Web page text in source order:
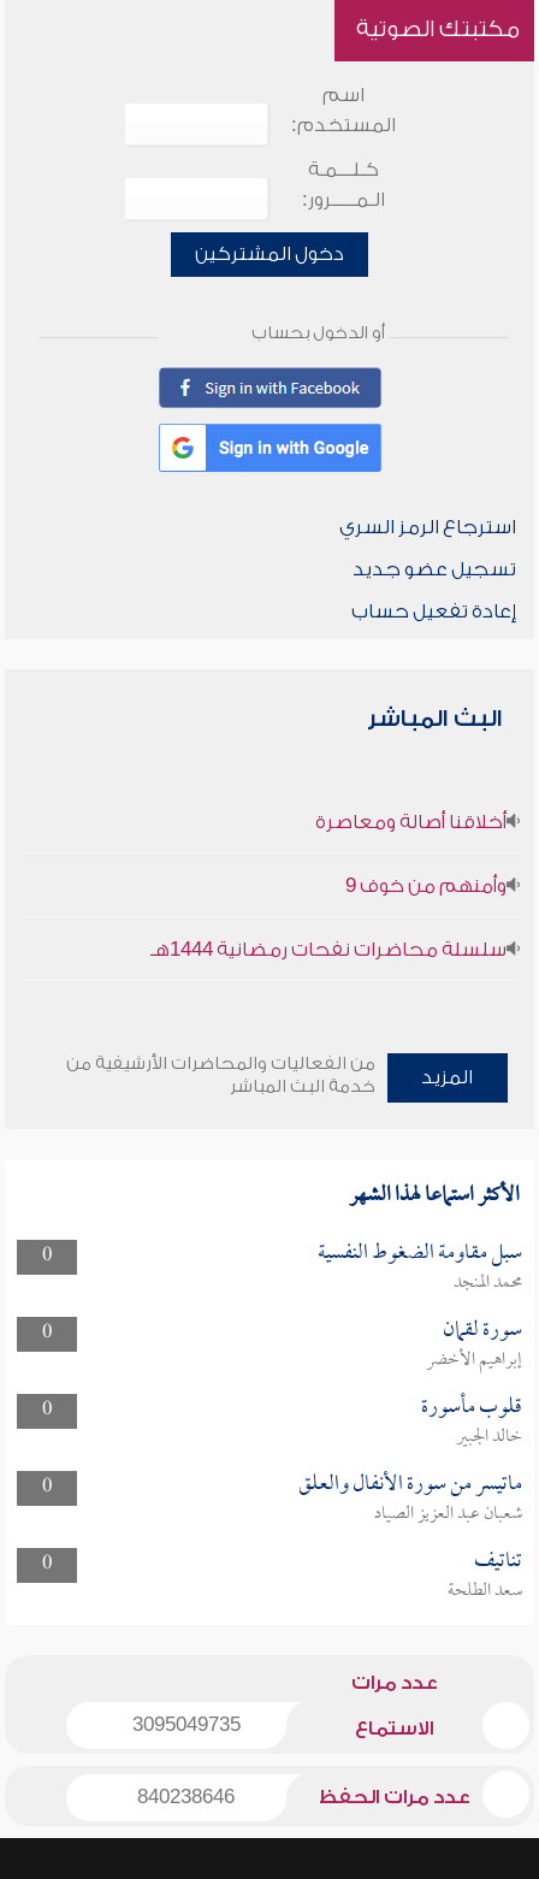
مكتبتك الصوتية
اسم
المستخدم:
كـلـــمـة
الـمـــــرور:
دخول المشتركين
أو الدخول بحساب
استرجاع الرمز السري
تسجيل عضو جديد
إعادة تفعيل حساب
البث المباشر
أخلاقنا أصالة ومعاصرة
وأمنهم من خوف 9
سلسلة محاضرات نفحات رمضانية 1444هـ
المزيد
من الفعاليات والمحاضرات الأرشيفية من
خدمة البث المباشر
الأكثر استماعا لهذا الشهر
0 سبل مقاومة الضغوط النفسية
محمد المنجد
0
سورة لقمان
إبراهيم الأخضر
0
قلوب مأسورة
خالد الجبير
0
ماتيسر من سورة الأنفال والعلق
شعبان عبد العزيز الصياد
0
تناتيف
سعد الطلحة
عدد مرات
الاستماع 3095049735
عدد مرات الحفظ 840238646